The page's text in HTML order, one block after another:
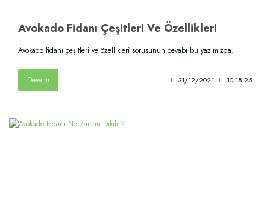
Avokado Fidanı Çeşitleri Ve Özellikleri
Avokado fidanı çeşitleri ve özellikleri sorusunun cevabı bu yazımızda.
Devamı 31/12/2021 10:18:25